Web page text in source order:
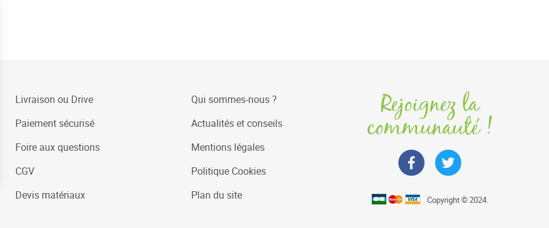
Livraison ou Drive
Paiement sécurisé
Foire aux questions
CGV
Devis matériaux
Qui sommes-nous ?
Actualités et conseils
Mentions légales
Politique Cookies
Plan du site
Rejoignez la
communauté !
Copyright © 2024.